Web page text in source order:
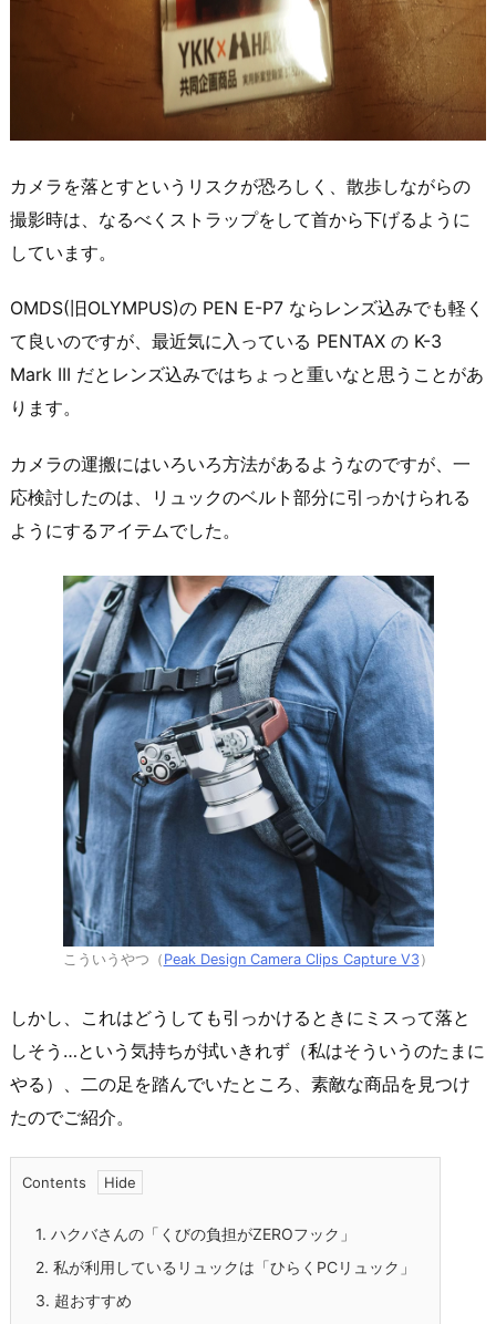
カメラを落とすというリスクが恐ろしく、散歩しながらの
撮影時は、なるべくストラップをして首から下げるように
しています。
OMDS(旧OLYMPUS)の PEN E-P7 ならレンズ込みでも軽く
て良いのですが、最近気に入っている PENTAX の K-3
Mark III だとレンズ込みではちょっと重いなと思うことがあ
ります。
カメラの運搬にはいろいろ方法があるようなのですが、一
応検討したのは、リュックのベルト部分に引っかけられる
ようにするアイテムでした。
こういうやつ（ Peak Design Camera Clips Capture V3）
しかし、これはどうしても引っかけるときにミスって落と
しそう…という気持ちが拭いきれず（私はそういうのたまに
やる）、二の足を踏んでいたところ、素敵な商品を見つけ
たのでご紹介。
Contents
1. ハクバさんの「くびの負担がZEROフック」
2. 私が利用しているリュックは「ひらくPCリュック」
3. 超おすすめ